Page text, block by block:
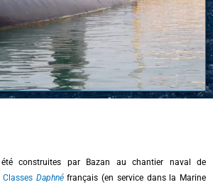
construites par Bazan au chantier naval de
Classes Daphnéfrançais (en service dans la Marine